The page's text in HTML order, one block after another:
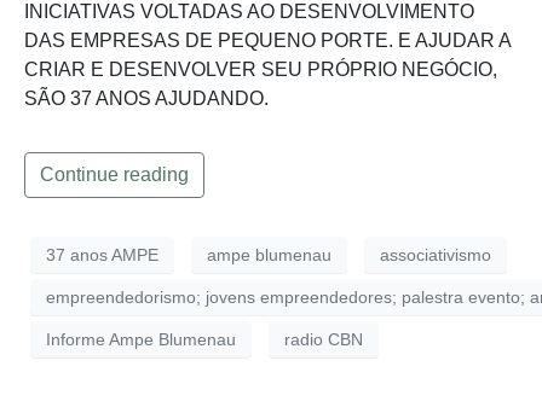
INICIATIVAS VOLTADAS AO DESENVOLVIMENTO
DAS EMPRESAS DE PEQUENO PORTE. E AJUDAR A
CRIAR E DESENVOLVER SEU PRÓPRIO NEGÓCIO,
SÃO 37 ANOS AJUDANDO.
Continue reading
37 anos AMPE ampe blumenau associativismo
empreendedorismo; jovens empreendedores; palestra evento;
Informe Ampe Blumenau radio CBN